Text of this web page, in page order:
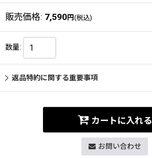
販売価格: 7,590円 (税込)
数量:
返品特約に関する重要事項
カートに入れる
お問い合わせ